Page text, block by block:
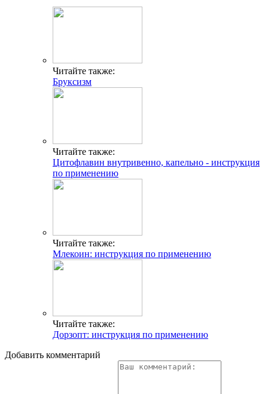
Читайте также:
Бруксизм
Читайте также:
Цитофлавин внутривенно, капельно - инструкция
по применению
Читайте также:
Млекоин: инструкция по применению
Читайте также:
Дорзопт: инструкция по применению
Добавить комментарий